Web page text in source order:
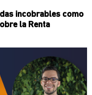
incobrables como
la Renta